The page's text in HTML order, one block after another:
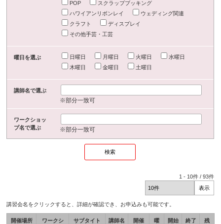
POP
スクラップブッキング
ハワイアンリボンレイ
ウェディング関連
クラフト
ディスプレイ
その他手芸・工芸
曜日を選ぶ 日曜日 月曜日 火曜日
水曜日
木曜日
金曜日 土曜日
講師名で選ぶ
※部分一致可
ワークショッ
プ名で選ぶ
※部分一致可
1 - 10件 /93件
講習会名をクリックすると、詳細が確認でき、お申込みも可能です。
開催場所
ワークシ
サブタイト
講師名
開催
曜
開始
終了
残